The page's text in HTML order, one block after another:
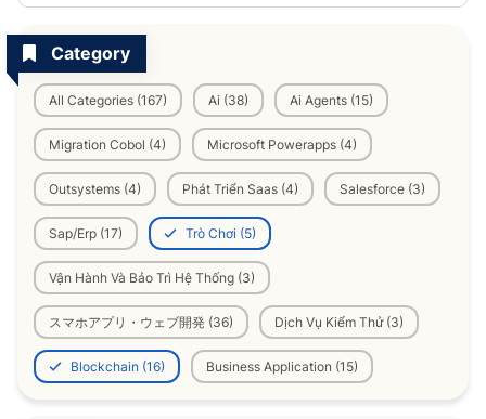
Category
All Categories (167) Ai (38) Ai Agents (15)
Migration Cobol (4) Microsoft Powerapps (4)
Outsystems (4) Phát Triển Saas (4) Salesforce (3)
Sap/Erp (17) Trò Chơi (5)
Vận Hành Và Bảo Trì Hệ Thống (3)
スマホアプリ・ウェブ開発 (36) Dịch Vụ Kiểm Thử (3)
Blockchain (16) Business Application (15)